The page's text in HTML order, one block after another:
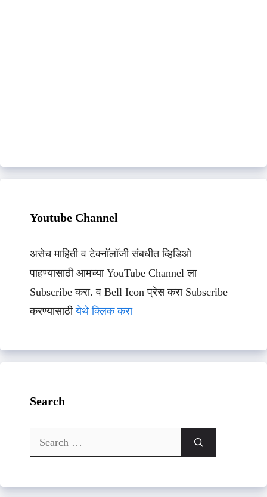
Youtube Channel
असेच माहिती व टेक्नॉलॉजी संबधीत व्हिडिओ
पाहण्यासाठी आमच्या YouTube Channel ला
Subscribe करा. व Bell Icon प्रेस करा Subscribe
करण्यासाठीयेथे क्लिक करा
Search
Search
for: